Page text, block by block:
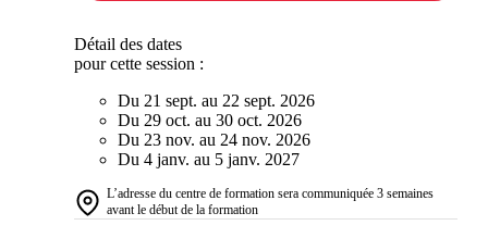
Détail des dates
pour cette session :
Du 21 sept. au 22 sept. 2026
Du 29 oct. au 30 oct. 2026
Du 23 nov. au 24 nov. 2026
Du 4 janv. au 5 janv. 2027
L’adresse du centre de formation sera communiquée 3 semaines
avant le début de la formation